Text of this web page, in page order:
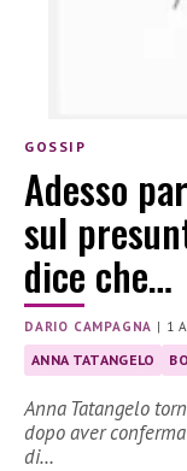
GOSSIP
Adesso
sul
dice che…
DARIO CAMPAGNA | 1
ANNA TATANGELO
Anna Tatangelo
dopo aver
di…